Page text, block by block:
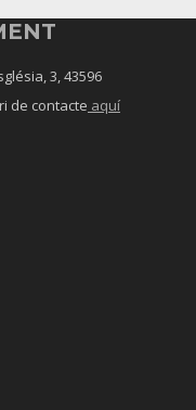
3, 43596
de contacte aquí